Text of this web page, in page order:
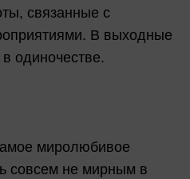
связанные с
В выходные
одиночестве.
миролюбивое
совсем не мирным в